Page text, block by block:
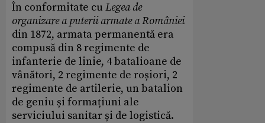
În conformitate cu Legea de
organizare a puterii armate a României
din 1872, armata permanentă era
compusă din 8 regimente de
infanterie de linie, 4 batalioane de
vânători, 2 regimente de roșiori, 2
regimente de artilerie, un batalion
de geniu și formațiuni ale
serviciului sanitar și de logistică.